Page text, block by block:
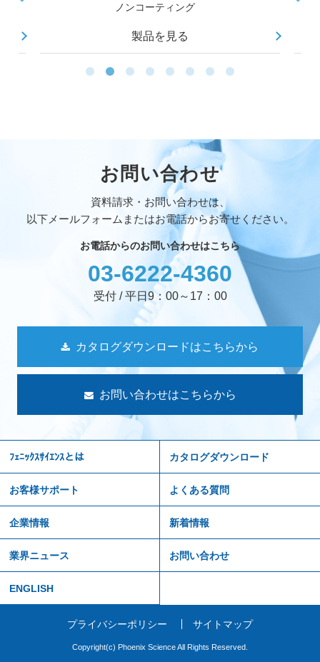
ノンコーティング
製品を見る
お問い合わせ
資料請求・お問い合わせは、
以下メールフォームまたはお電話からお寄せください。
お電話からのお問い合わせはこちら
03-6222-4360
受付 / 平日9：00～17：00
カタログダウンロードはこちらから
お問い合わせはこちらから
ﾌｪﾆｯｸｽｻｲｴﾝｽとは カタログダウンロード
お客様サポート よくある質問
企業情報 新着情報
業界ニュース お問い合わせ
ENGLISH
プライバシーポリシー サイトマップ
Copyright(c) Phoenix Science All Rights Reserved.